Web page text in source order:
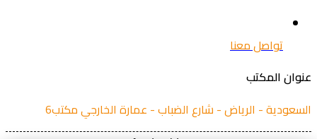
تواصل معنا
عنوان المكتب
السعودية - الرياض - شارع الضباب - عمارة الخارجي مكتب6